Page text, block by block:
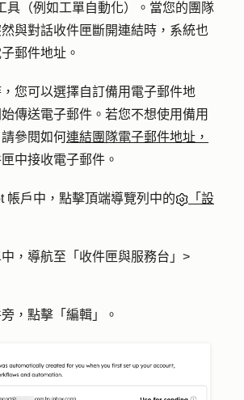
具（例如工單自動化）。當您的團隊
與對話收件匣斷開連結時，系統也
郵件地址。
您可以選擇自訂備用電子郵件地
傳送電子郵件。若您不想使用備用
參閱如何連結團隊電子郵件地址，
中接收電子郵件。
帳戶中，點擊頂端導覽列中的
「設
，導航至「 收件匣與服務台」>
，點擊「 編輯 」。